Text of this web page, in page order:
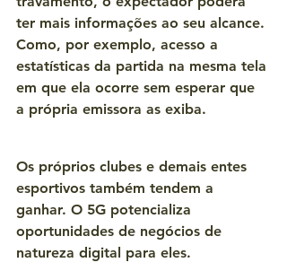
ter mais informações ao seu alcance.
Como, por exemplo, acesso a
estatísticas da partida na mesma tela
em que ela ocorre sem esperar que
a própria emissora as exiba.
Os próprios clubes e demais entes
esportivos também tendem a
ganhar. O 5G potencializa
oportunidades de negócios de
natureza digital para eles.